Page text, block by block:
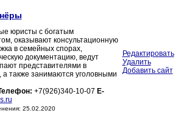
юристы с богатым
оказывают консультационную
в семейных спорах,
документацию, ведут
представителями в
также занимаются уголовными
+7(926)340-10-07 E-
25.02.2020
Редактировать
Удалить
Добавить сайт